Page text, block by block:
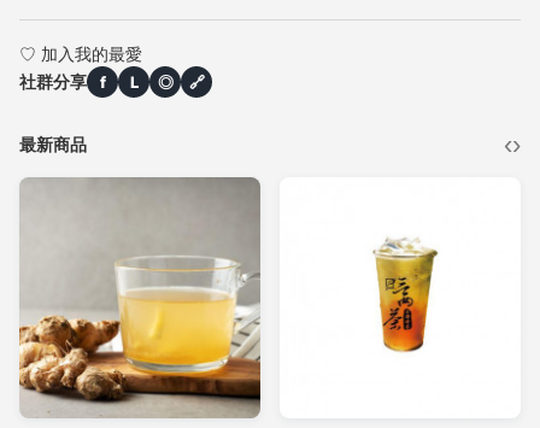
最新商品 ‹›
♡ 加入我的最愛
社群分享 f L ◎ 🔗